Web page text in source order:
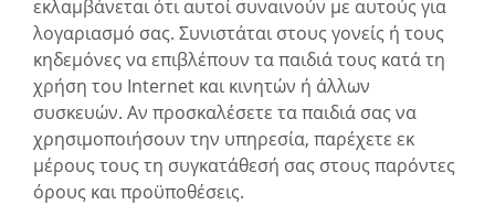
εκλαμβάνεται ότι αυτοί συναινούν με αυτούς για
λογαριασμό σας. Συνιστάται στους γονείς ή τους
κηδεμόνες να επιβλέπουν τα παιδιά τους κατά τη
χρήση του Internet και κινητών ή άλλων
συσκευών. Αν προσκαλέσετε τα παιδιά σας να
χρησιμοποιήσουν την υπηρεσία, παρέχετε εκ
μέρους τους τη συγκατάθεσή σας στους παρόντες
όρους και προϋποθέσεις.